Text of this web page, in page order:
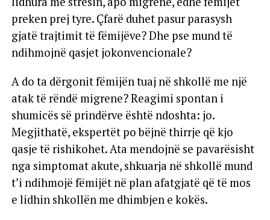
preken prej tyre. Çfarë duhet pasur parasysh
gjatë trajtimit të fëmijëve? Dhe pse mund të
ndihmojnë qasjet jokonvencionale?
A do ta dërgonit fëmijën tuaj në shkollë me një
atak të rëndë migrene? Reagimi spontan i
shumicës së prindërve është ndoshta: jo.
Megjithatë, ekspertët po bëjnë thirrje që kjo
qasje të rishikohet. Ata mendojnë se pavarësisht
nga simptomat akute, shkuarja në shkollë mund
t’i ndihmojë fëmijët në plan afatgjatë që të mos
e lidhin shkollën me dhimbjen e kokës.